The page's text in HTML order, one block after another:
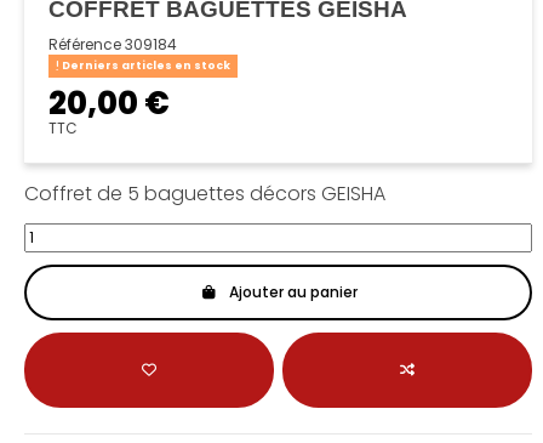
COFFRET BAGUETTES GEISHA
Référence309184
Derniers articles en stock
20,00 €
TTC
Coffret de 5 baguettes décors GEISHA
Ajouter au panier